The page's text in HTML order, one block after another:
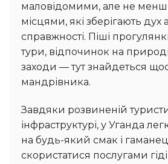
маловідомими, але не
місцями, які зберігають дух
справжності. Піші
тури, відпочинок на
заходи — тут знайдеться
мандрівника.
Завдяки розвиненій туристичній
інфраструктурі, у Уганда
на будь-який смак і
скористатися послугами